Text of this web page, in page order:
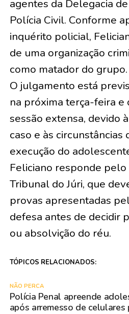
agentes da Delegacia
Polícia Civil. Conforme
inquérito policial,
de uma organização
como matador do grupo.
O julgamento está
na próxima terça-feira e
sessão extensa, devido
caso e às
execução do
Feliciano responde
Tribunal do Júri, que
provas apresentadas
defesa antes de decidir
ou absolvição do réu.
TÓPICOS RELACIONADOS:
NÃO PERCA
Polícia Penal apreende
após arremesso de celulares